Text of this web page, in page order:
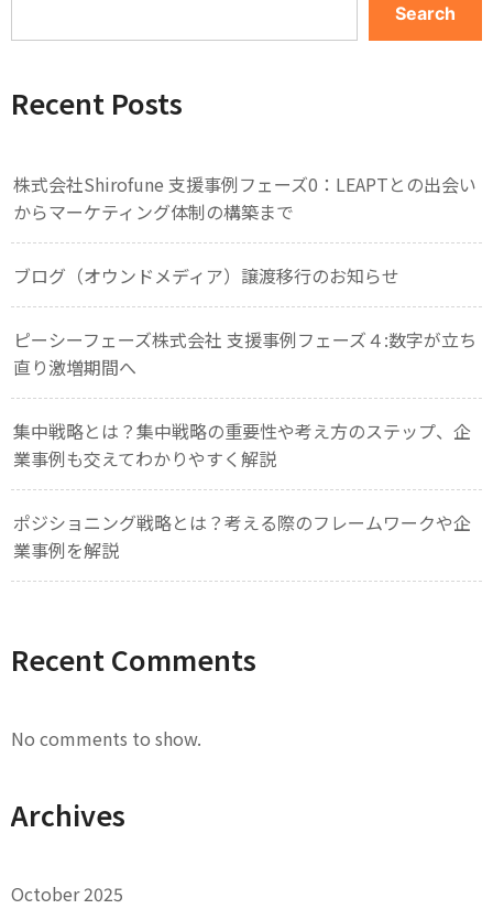
Search
Recent Posts
株式会社Shirofune 支援事例フェーズ0：LEAPTとの出会い
からマーケティング体制の構築まで
ブログ（オウンドメディア）譲渡移行のお知らせ
ピーシーフェーズ株式会社 支援事例フェーズ４:数字が立ち
直り激増期間へ
集中戦略とは？集中戦略の重要性や考え方のステップ、企
業事例も交えてわかりやすく解説
ポジショニング戦略とは？考える際のフレームワークや企
業事例を解説
Recent Comments
No comments to show.
Archives
October 2025